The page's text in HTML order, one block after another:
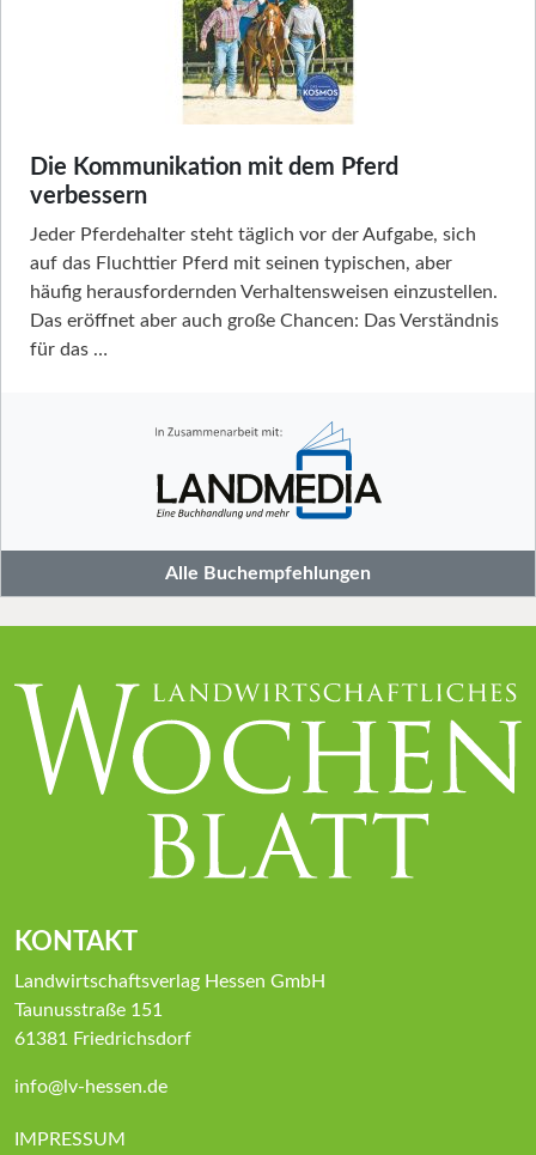
Die Kommunikation mit dem Pferd
verbessern
Jeder Pferdehalter steht täglich vor der Aufgabe, sich
auf das Fluchttier Pferd mit seinen typischen, aber
häufig herausfordernden Verhaltensweisen einzustellen.
Das eröffnet aber auch große Chancen: Das Verständnis
für das …
Alle Buchempfehlungen
KONTAKT
Landwirtschaftsverlag Hessen GmbH
Taunusstraße 151
61381 Friedrichsdorf
info@lv-hessen.de
IMPRESSUM